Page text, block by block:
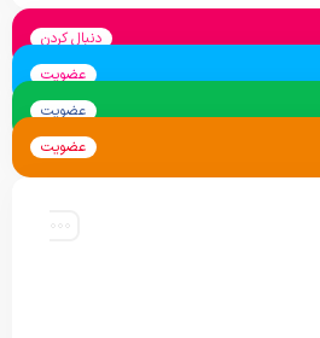
دنبال کردن
عضویت
عضویت
عضویت